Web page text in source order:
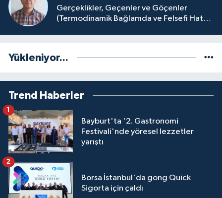
Gerçeklikler, Geçenler ve Göçenler
(Termodinamik Bağlamda ve Felsefi Hatta
Yükleniyor...
Trend Haberler
Bayburt'ta '2. Gastronomi
Festivali'nde yöresel lezzetler
yarıştı
1
Borsa İstanbul'da gong Quick
Sigorta için çaldı
2